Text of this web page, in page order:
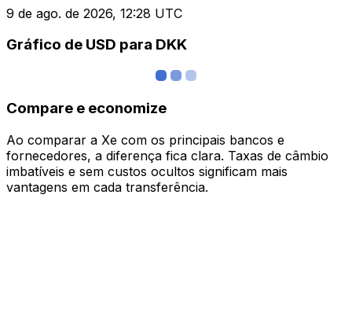
9 de ago. de 2026, 12:28 UTC
Gráfico de USD para DKK
Compare e economize
Ao comparar a Xe com os principais bancos e
fornecedores, a diferença fica clara. Taxas de câmbio
imbatíveis e sem custos ocultos significam mais
vantagens em cada transferência.